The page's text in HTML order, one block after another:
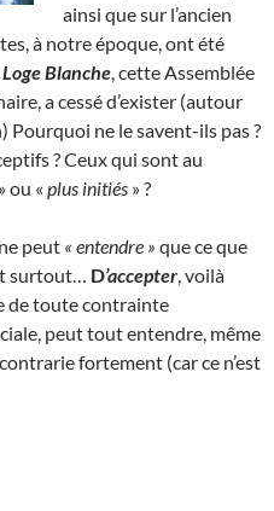
ainsi que sur l’ancien
à notre époque, ont été
Blanche , cette Assemblée
a cessé d’exister (autour
ne le savent-ils pas ?
? Ceux qui sont au
» ou « plus initiés » ?
peut « entendre » que ce que
surtout… D’accepter , voilà
de toute contrainte
peut tout entendre, même
fortement (car ce n’est